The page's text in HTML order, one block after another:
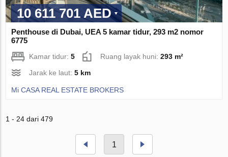
10 611 701 AED
Penthouse di Dubai, UEA 5 kamar tidur, 293 m2 nomor
6775
Kamar tidur:5 Ruang layak huni:293 m²
Jarak ke laut:5 km
Mi CASA REAL ESTATE BROKERS
1 - 24 dari 479
1